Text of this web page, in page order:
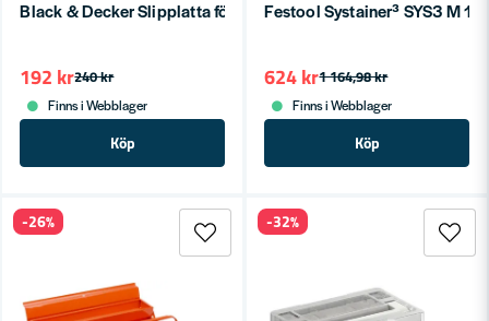
Black & Decker Slipplatta för excenterslipar 125mm passar
240 kr
192 kr
Finns i Webblager
Köp
Festool Systainer³ SYS3 M
1 164,98 kr
624 kr
Finns i Webblager
Köp
-26% -32%